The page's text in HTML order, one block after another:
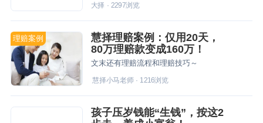
大择 · 2297浏览
理赔案例
慧择理赔案例：仅用20天，
80万理赔款变成160万！
文末还有理赔流程和理赔技巧～
慧择小马老师· 1216浏览
孩子压岁钱能“生钱”，按这2